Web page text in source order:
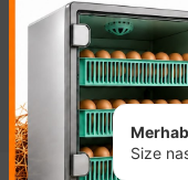
verimliliği artırmanın en
yolu, hayvanlarınızın
Size